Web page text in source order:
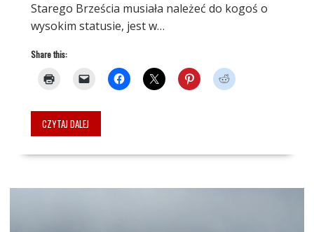
Starego Brześcia musiała należeć do kogoś o
wysokim statusie, jest w…
Share this:
CZYTAJ DALEJ